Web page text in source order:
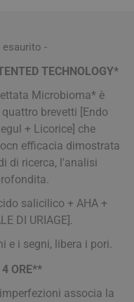
esaurito -
TECHNOLOGY*
Microbioma* è
brevetti [Endo
+ Licorice] che
efficacia dimostrata
di ricerca, l'analisi
salicilico + AHA +
DI URIAGE].
e i segni, libera i pori.
ORE**
associa la